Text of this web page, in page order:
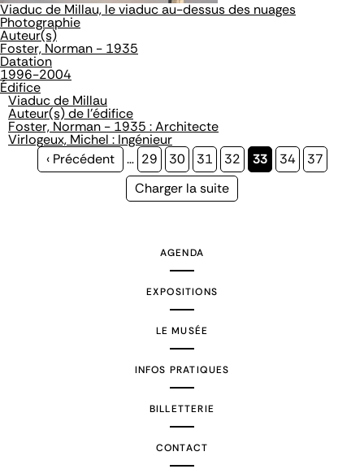
Viaduc de Millau, le viaduc au-dessus des nuages
Photographie
Auteur(s)
Foster, Norman - 1935
Datation
1996-2004
Édifice
Viaduc de Millau
Auteur(s) de l'édifice
Foster, Norman - 1935 : Architecte
Virlogeux, Michel : Ingénieur
Page
‹ Précédent … Page
29 Page
30 Page
31 Page
32
Page
33 Page
34 Page
37
Page
Charger la suite
AGENDA
EXPOSITIONS
LE MUSÉE
INFOS PRATIQUES
BILLETTERIE
CONTACT